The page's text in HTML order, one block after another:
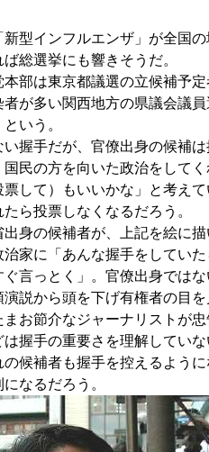
型インフルエンザ」が全国
総選挙にも響きそうだ。
部は東京都議選の立候補予
が多い関西地方の県議会議
いう。
握手だが、官僚出身の候補
民の方を向いた政治をして
して）もいいかな」と考え
ら投票しなくなるだろう。
身の候補者が、上記を絵に描
家に「あんな握手をしていた
言っとく」。官僚出身では
説から頭を下げ有権者の目を
お節介なジャーナリストが忠
握手の重要さを理解していな
候補者も握手を控えるように
なるだろう。